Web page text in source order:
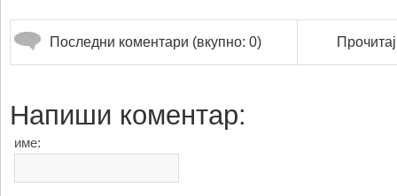
Последни коментари (вкупно: 0)
Напиши коментар:
име: